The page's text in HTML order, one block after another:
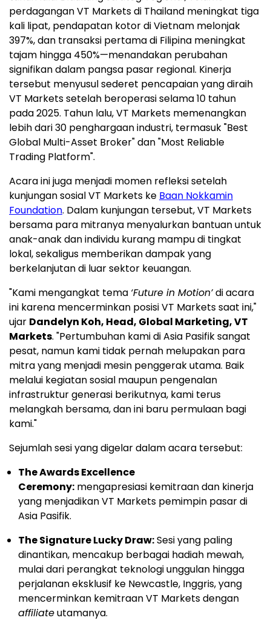
perdagangan VT Markets di Thailand meningkat tiga
kali lipat, pendapatan kotor di Vietnam melonjak
397%, dan transaksi pertama di Filipina meningkat
tajam hingga 450%—menandakan perubahan
signifikan dalam pangsa pasar regional. Kinerja
tersebut menyusul sederet pencapaian yang diraih
VT Markets setelah beroperasi selama 10 tahun
pada 2025. Tahun lalu, VT Markets memenangkan
lebih dari 30 penghargaan industri, termasuk "Best
Global Multi-Asset Broker" dan "Most Reliable
Trading Platform".
Acara ini juga menjadi momen refleksi setelah
kunjungan sosial VT Markets ke Baan Nokkamin
Foundation. Dalam kunjungan tersebut, VT Markets
bersama para mitranya menyalurkan bantuan untuk
anak-anak dan individu kurang mampu di tingkat
lokal, sekaligus memberikan dampak yang
berkelanjutan di luar sektor keuangan.
"Kami mengangkat tema ‘Future in Motion’di acara
ini karena mencerminkan posisi VT Markets saat ini,"
ujar Dandelyn Koh, Head, Global Marketing, VT
Markets. "Pertumbuhan kami di Asia Pasifik sangat
pesat, namun kami tidak pernah melupakan para
mitra yang menjadi mesin penggerak utama. Baik
melalui kegiatan sosial maupun pengenalan
infrastruktur generasi berikutnya, kami terus
melangkah bersama, dan ini baru permulaan bagi
kami."
Sejumlah sesi yang digelar dalam acara tersebut:
The Awards Excellence
Ceremony: mengapresiasi kemitraan dan kinerja
yang menjadikan VT Markets pemimpin pasar di
Asia Pasifik.
The Signature Lucky Draw:Sesi yang paling
dinantikan, mencakup berbagai hadiah mewah,
mulai dari perangkat teknologi unggulan hingga
perjalanan eksklusif ke Newcastle, Inggris, yang
mencerminkan kemitraan VT Markets dengan
affiliateutamanya.